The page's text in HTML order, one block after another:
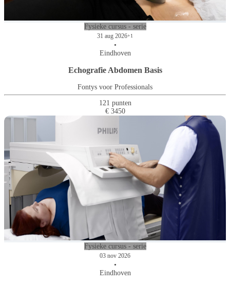
Fysieke cursus - serie
31 aug 2026+1
•
Eindhoven
Echografie Abdomen Basis
Fontys voor Professionals
121 punten
€ 3450
Fysieke cursus - serie
03 nov 2026
•
Eindhoven